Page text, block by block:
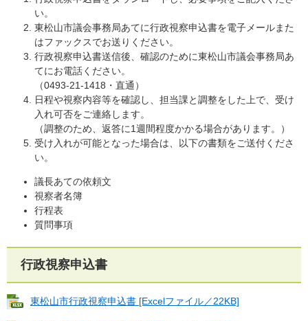
い。
東松山市議会事務局あてに行政視察申込書を電子メールまた
はファックスでお送りください。
行政視察申込書送信後、確認のために東松山市議会事務局あ
てにお電話ください。
（0493-21-1418・直通）
日程や視察内容等を確認し、担当課と調整をした上で、受け
入れ可否をご連絡します。
（調整のため、返答に1週間程度かかる場合があります。）
受け入れが可能となった場合は、以下の書類をご送付くださ
い。
議長あての依頼文
視察者名簿
行程表
質問事項
行政視察申込書
東松山市行政視察申込書 [Excelファイル／22KB]